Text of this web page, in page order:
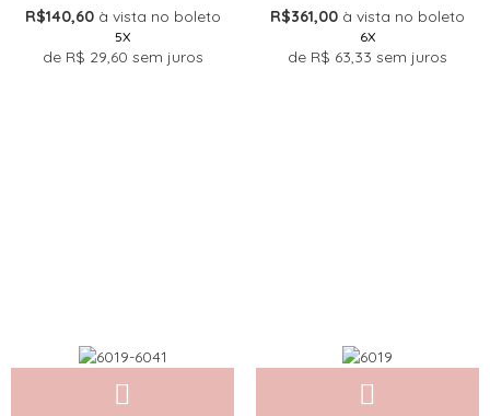
R$140,60 à vista no boleto
5X
de R$ 29,60 sem juros
R$361,00 à vista no boleto
6X
de R$ 63,33 sem juros